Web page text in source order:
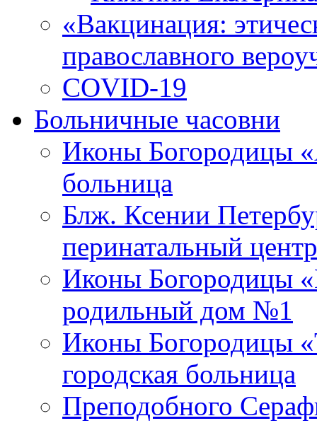
«Вакцинация:
православного
COVID-19
Больничные часовни
Иконы Богородицы
больница
Блж. Ксении
перинатальный центр
Иконы Богородицы
родильный дом №1
Иконы Богородицы
городская больница
Преподобного